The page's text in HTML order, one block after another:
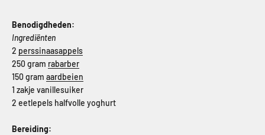
Benodigdheden:
Ingrediënten
2 perssinaasappels
250 gram rabarber
150 gram aardbeien
1 zakje vanillesuiker
2 eetlepels halfvolle yoghurt
Bereiding: